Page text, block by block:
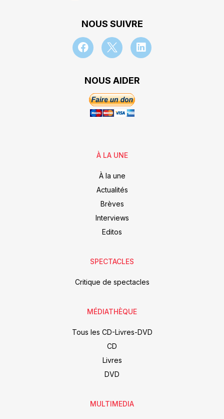
NOUS SUIVRE
NOUS AIDER
À LA UNE
À la une
Actualités
Brèves
Interviews
Editos
SPECTACLES
Critique de spectacles
MÉDIATHÈQUE
Tous les CD-Livres-DVD
CD
Livres
DVD
MULTIMEDIA